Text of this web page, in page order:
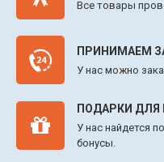
Все товары
ПРИНИМАЕМ
У нас можно
ПОДАРКИ ДЛЯ
У нас найдется
бонусы.